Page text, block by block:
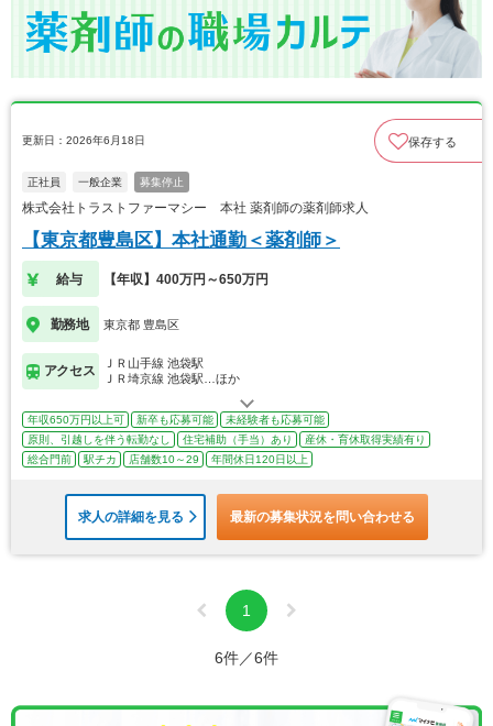
更新日：2026年6月18日 保存する
正社員 一般企業 募集停止
株式会社トラストファーマシー 本社 薬剤師の薬剤師求人
【東京都豊島区】本社通勤＜薬剤師＞
給与 【年収】400万円～650万円
勤務地 東京都 豊島区
アクセス
ＪＲ山手線 池袋駅
ＪＲ埼京線 池袋駅…ほか
年収650万円以上可 新卒も応募可能
未経験者も応募可能
原則、引越しを伴う転勤なし
住宅補助（手当）あり
産休・育休取得実績有り
総合門前
駅チカ 店舗数10～29 年間休日120日以上
求人の詳細を見る 最新の募集状況を問い合わせる
1
6件／6件